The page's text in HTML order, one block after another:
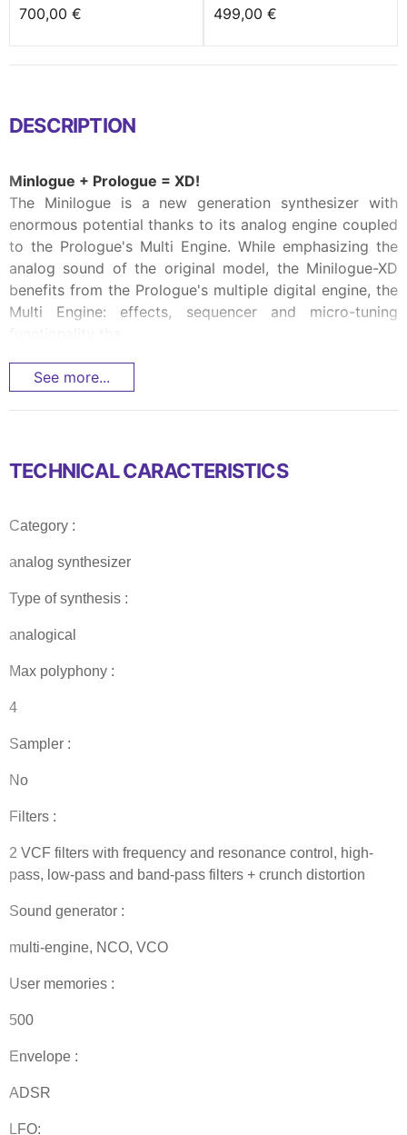
700,00 € 499,00 €
DESCRIPTION
Minlogue + Prologue = XD!
The Minilogue is a new generation synthesizer with
enormous potential thanks to its analog engine coupled
to the Prologue's Multi Engine. While emphasizing the
analog sound of the original model, the Minilogue-XD
benefits from the Prologue's multiple digital engine, the
Multi Engine: effects, sequencer and micro-tuning
See more...
TECHNICAL CARACTERISTICS
Category :
analog synthesizer
Type of synthesis :
analogical
Max polyphony :
4
Sampler :
No
Filters :
2 VCF filters with frequency and resonance control, high-
pass, low-pass and band-pass filters + crunch distortion
Sound generator :
multi-engine, NCO, VCO
User memories :
500
Envelope :
ADSR
LFO: